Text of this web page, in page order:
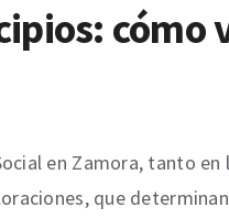
cómo
en Zamora, tanto
que